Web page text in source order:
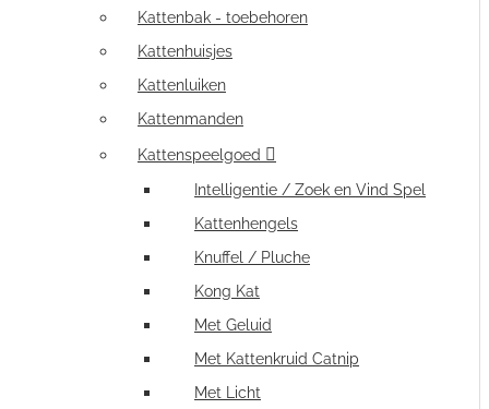
Kattenbak - toebehoren
Kattenhuisjes
Kattenluiken
Kattenmanden
Kattenspeelgoed
Intelligentie / Zoek en Vind Spel
Kattenhengels
Knuffel / Pluche
Kong Kat
Met Geluid
Met Kattenkruid Catnip
Met Licht